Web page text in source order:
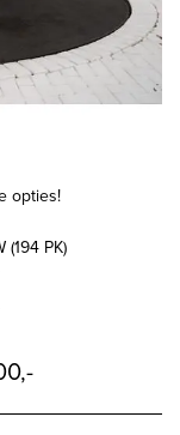
opties!
(194 PK)